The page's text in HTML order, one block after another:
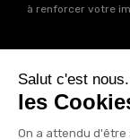
à renforcer votre
Goodies RSE
Vous souhaitez
tombe bien ! Un
permet de trouver